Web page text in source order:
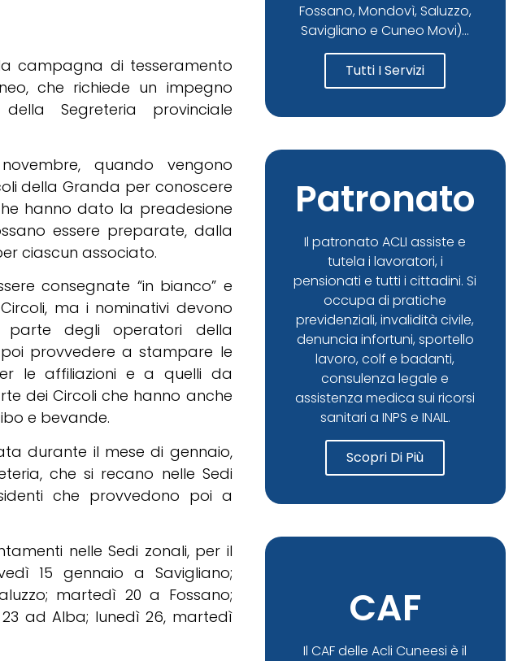
campagna di tesseramento
che richiede un impegno
Segreteria provinciale
quando vengono
della Granda per conoscere
hanno dato la preadesione
essere preparate, dalla
ciascun associato.
consegnate “in bianco” e
ma i nominativi devono
parte degli operatori della
provvedere a stampare le
le affiliazioni e a quelli da
dei Circoli che hanno anche
e bevande.
durante il mese di gennaio,
che si recano nelle Sedi
che provvedono poi a
nelle Sedi zonali, per il
15 gennaio a Savigliano;
martedì 20 a Fossano;
ad Alba; lunedì 26, martedì
Fossano, Mondovì, Saluzzo,
Savigliano e Cuneo Movi)...
Tutti I Servizi
Patronato
Il patronato ACLI assiste e
tutela i lavoratori, i
pensionati e tutti i cittadini. Si
occupa di pratiche
previdenziali, invalidità civile,
denuncia infortuni, sportello
lavoro, colf e badanti,
consulenza legale e
assistenza medica sui ricorsi
sanitari a INPS e INAIL.
Scopri Di Più
CAF
Il CAF delle Acli Cuneesi è il